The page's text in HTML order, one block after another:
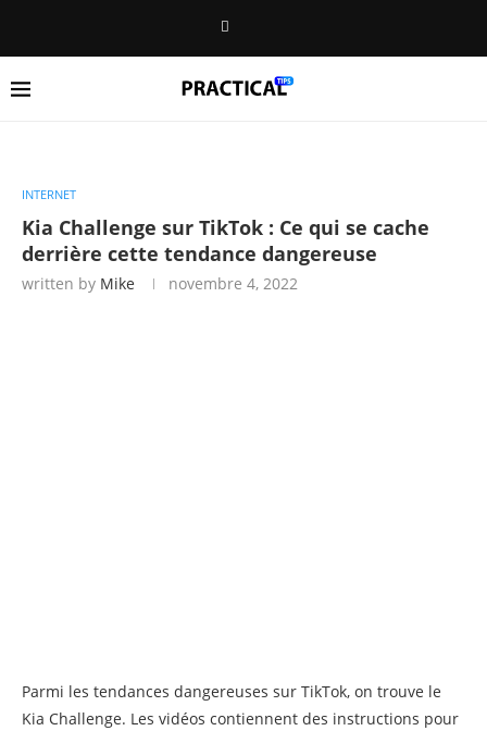
INTERNET
Kia Challenge sur TikTok : Ce qui se cache
derrière cette tendance dangereuse
written by Mike novembre 4, 2022
Parmi les tendances dangereuses sur TikTok, on trouve le
Kia Challenge. Les vidéos contiennent des instructions pour